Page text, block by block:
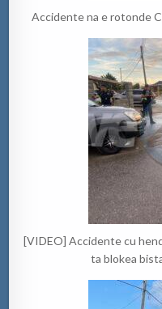
Accidente na e rotonde
[VIDEO] Accidente cu
ta blokea